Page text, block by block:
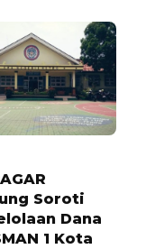
Soroti
Dana
1 Kota